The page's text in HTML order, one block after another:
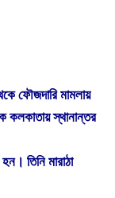
ফৌজদারি মামলায়
কলকাতায় স্থানান্তর
তিনি মারাঠা